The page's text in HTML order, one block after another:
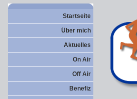
Startseite
Über mich
Aktuelles
On Air
Off Air
Benefiz